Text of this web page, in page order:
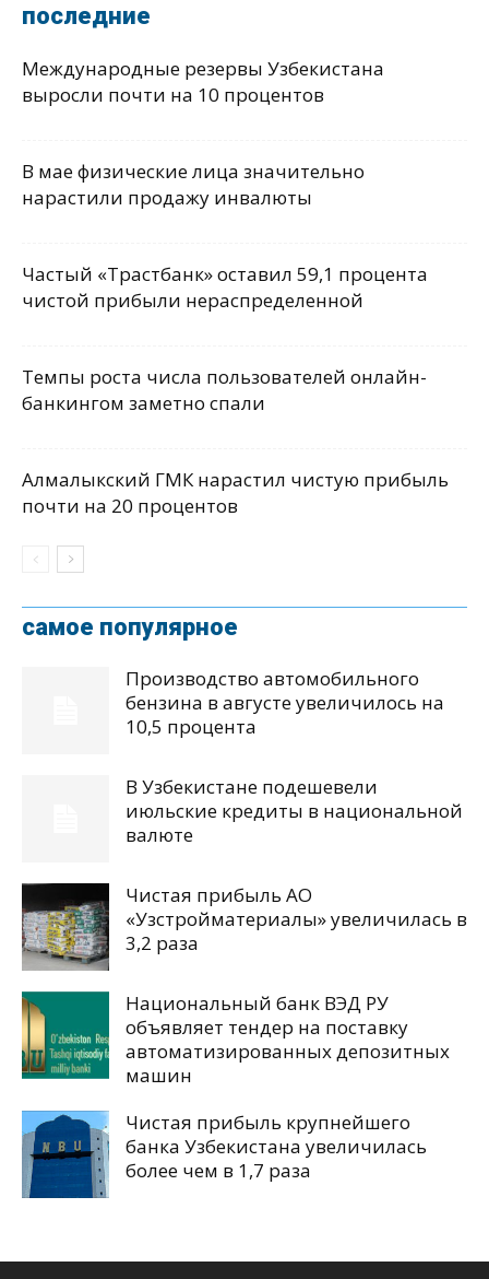
последние
Международные резервы Узбекистана
выросли почти на 10 процентов
В мае физические лица значительно
нарастили продажу инвалюты
Частый «Трастбанк» оставил 59,1 процента
чистой прибыли нераспределенной
Темпы роста числа пользователей онлайн-
банкингом заметно спали
Алмалыкский ГМК нарастил чистую прибыль
почти на 20 процентов
самое популярное
Производство автомобильного
бензина в августе увеличилось на
10,5 процента
В Узбекистане подешевели
июльские кредиты в национальной
валюте
Чистая прибыль АО
«Узстройматериалы» увеличилась в
3,2 раза
Национальный банк ВЭД РУ
объявляет тендер на поставку
автоматизированных депозитных
машин
Чистая прибыль крупнейшего
банка Узбекистана увеличилась
более чем в 1,7 раза